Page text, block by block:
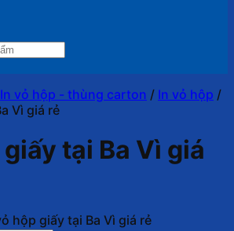
In vỏ hộp - thùng carton / In vỏ hộp /
Vì giá rẻ
tại Ba Vì giá
hộp giấy tại Ba Vì giá rẻ